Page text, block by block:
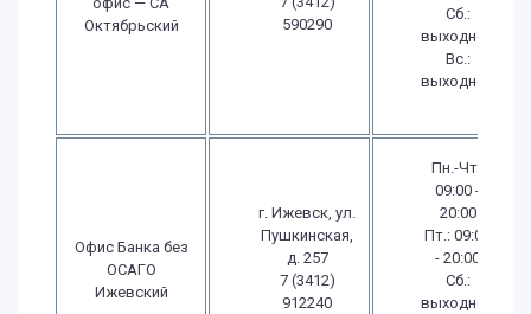
Октябрьский
590290
Сб.:
выходной
Вс.:
выходной
Офис Банка без
ОСАГО
Ижевский
г. Ижевск, ул.
Пушкинская,
д. 257
7 (3412)
912240
Пн.-Чт.:
09:00 -
20:00
Пт.: 09:00
- 20:00
Сб.:
выходной